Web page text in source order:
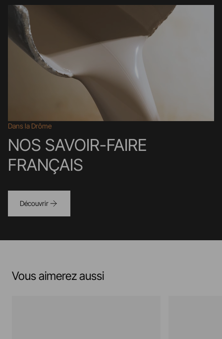
Dans la Drôme
NOS SAVOIR-FAIRE
FRANÇAIS
Découvrir
Vous aimerez aussi